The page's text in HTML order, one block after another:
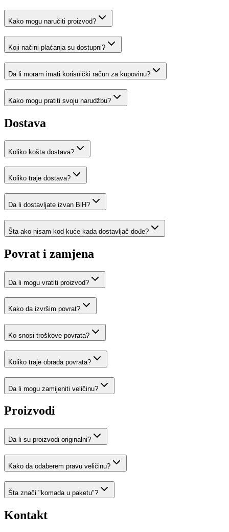
Kako mogu naručiti proizvod?
Koji načini plaćanja su dostupni?
Da li moram imati korisnički račun za kupovinu?
Kako mogu pratiti svoju narudžbu?
Dostava
Koliko košta dostava?
Koliko traje dostava?
Da li dostavljate izvan BiH?
Šta ako nisam kod kuće kada dostavljač dođe?
Povrat i zamjena
Da li mogu vratiti proizvod?
Kako da izvršim povrat?
Ko snosi troškove povrata?
Koliko traje obrada povrata?
Da li mogu zamijeniti veličinu?
Proizvodi
Da li su proizvodi originalni?
Kako da odaberem pravu veličinu?
Šta znači "komada u paketu"?
Kontakt